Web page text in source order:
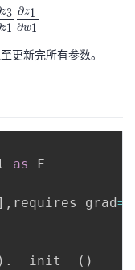
l_{1}}{\partial
z1
z3
∂w1
∂z1
更新完所有参数。
as F
, requires_grad=
) . __init__ ( )